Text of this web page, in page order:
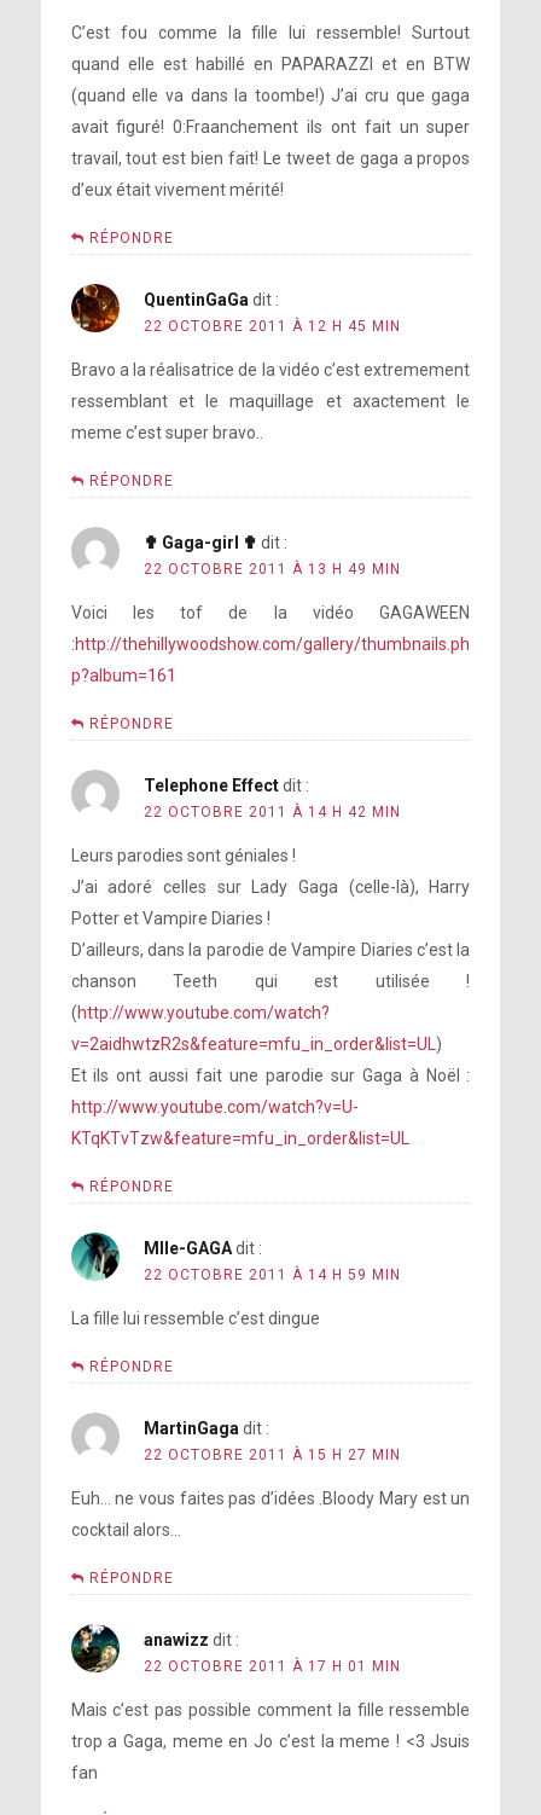
C’est fou comme la fille lui ressemble! Surtout
quand elle est habillé en PAPARAZZI et en BTW
(quand elle va dans la toombe!) J’ai cru que gaga
avait figuré! 0:Fraanchement ils ont fait un super
travail, tout est bien fait! Le tweet de gaga a propos
d’eux était vivement mérité!
RÉPONDRE
QuentinGaGa dit :
22 OCTOBRE 2011 À 12 H 45 MIN
Bravo a la réalisatrice de la vidéo c’est extremement
ressemblant et le maquillage et axactement le
meme c’est super bravo..
RÉPONDRE
✟ Gaga-girl ✟ dit :
22 OCTOBRE 2011 À 13 H 49 MIN
Voici les tof de la vidéo GAGAWEEN
:http://thehillywoodshow.com/gallery/thumbnails.ph
p?album=161
RÉPONDRE
Telephone Effect dit :
22 OCTOBRE 2011 À 14 H 42 MIN
Leurs parodies sont géniales !
J’ai adoré celles sur Lady Gaga (celle-là), Harry
Potter et Vampire Diaries !
D’ailleurs, dans la parodie de Vampire Diaries c’est la
chanson Teeth qui est utilisée !
(http://www.youtube.com/watch?
v=2aidhwtzR2s&feature=mfu_in_order&list=UL)
Et ils ont aussi fait une parodie sur Gaga à Noël :
http://www.youtube.com/watch?v=U-
KTqKTvTzw&feature=mfu_in_order&list=UL
RÉPONDRE
Mlle-GAGA dit :
22 OCTOBRE 2011 À 14 H 59 MIN
La fille lui ressemble c’est dingue
RÉPONDRE
MartinGaga dit :
22 OCTOBRE 2011 À 15 H 27 MIN
Euh… ne vous faites pas d’idées .Bloody Mary est un
cocktail alors…
RÉPONDRE
anawizz dit :
22 OCTOBRE 2011 À 17 H 01 MIN
Mais c’est pas possible comment la fille ressemble
trop a Gaga, meme en Jo c’est la meme ! <3 Jsuis
fan